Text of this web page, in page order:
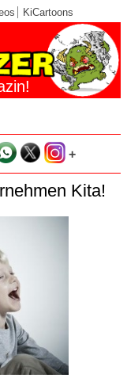
KiCartoons
+
Kita!